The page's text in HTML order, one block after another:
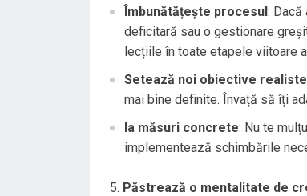
Îmbunătățește procesul:
deficitară sau o gestionare
lecțiile în toate etapele viitoare
Setează noi obiective realiste
mai bine definite. Învață să îți
Ia măsuri concrete: Nu te
implementează schimbările
Păstrează o mentalitate de